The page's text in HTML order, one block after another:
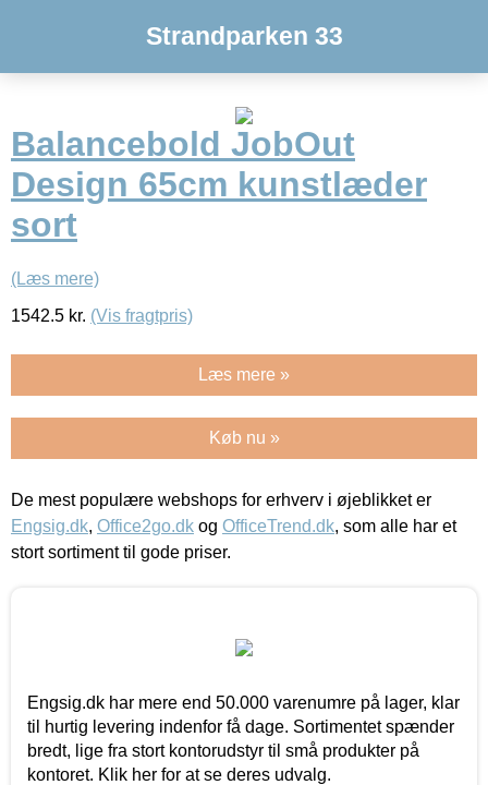
Strandparken 33
Balancebold JobOut
Design 65cm kunstlæder
sort
(Læs mere)
1542.5 kr. (Vis fragtpris)
Læs mere »
Køb nu »
De mest populære webshops for erhverv i øjeblikket er
Engsig.dk, Office2go.dk og OfficeTrend.dk, som alle har et
stort sortiment til gode priser.
Engsig.dk har mere end 50.000 varenumre på lager, klar
til hurtig levering indenfor få dage. Sortimentet spænder
bredt, lige fra stort kontorudstyr til små produkter på
kontoret. Klik her for at se deres udvalg.